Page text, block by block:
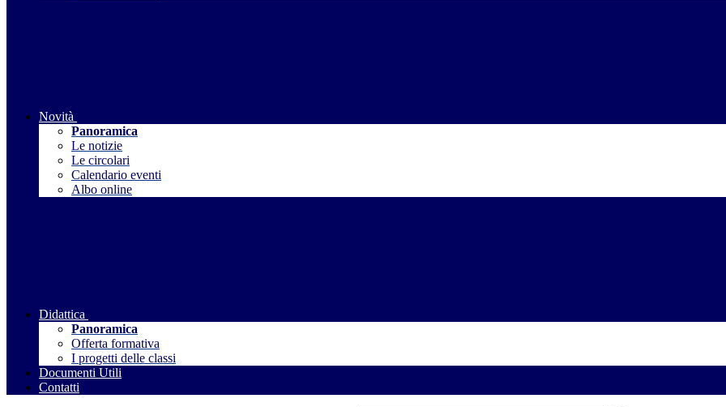
Novità
Panoramica
Le notizie
Le circolari
Calendario eventi
Albo online
Didattica
Panoramica
Offerta formativa
I progetti delle classi
Documenti Utili
Contatti